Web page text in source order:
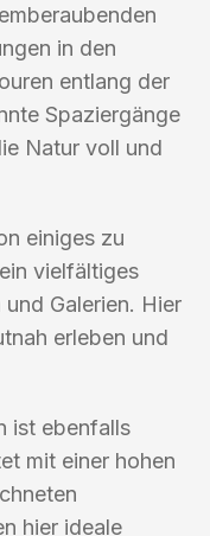
in den
entlang der
Spaziergänge
Natur voll und
einiges zu
vielfältiges
Galerien. Hier
erleben und
ist ebenfalls
mit einer hohen
hier ideale